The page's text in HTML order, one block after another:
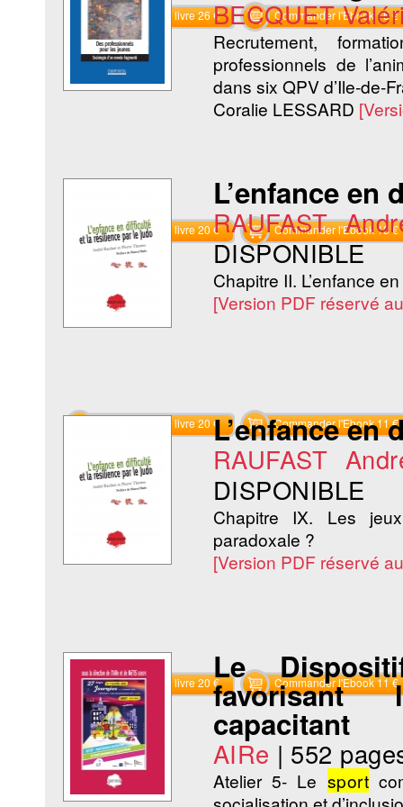
Commander le livre 26 € Commander l'Ebook 15 €
BECQUET
Recrutement,
professionnels de
dans six QPV d’Ile-de-
Coralie LESSARD
Commander le livre 20 € Commander l'Ebook 13 €
L’enfance
RAUFAST
DISPONIBLE
Chapitre II. L’enfance
[Version PDF réservé
Commander le livre 20 € Commander l'Ebook 11 €
L’enfance
RAUFAST
DISPONIBLE
Chapitre IX. Les
paradoxale ?
[Version PDF réservé
Commander le livre 20 € Commander l'Ebook 11 €
Le
favorisant
capacitant
AIRe | 552
Atelier 5- Le sport